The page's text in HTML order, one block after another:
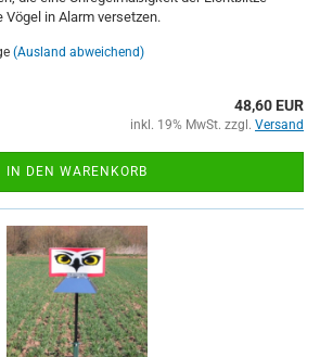
Vögel in Alarm versetzen.
(Ausland abweichend)
48,60 EUR
inkl. 19% MwSt. zzgl. Versand
IN DEN WARENKORB